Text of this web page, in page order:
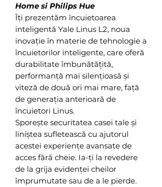
Home si Philips Hue
Îți prezentăm încuietoarea
inteligentă Yale Linus L2, noua
inovație în materie de tehnologie a
încuietorilor inteligente, care oferă
durabilitate îmbunătățită,
performanță mai silențioasă și
viteză de două ori mai mare, față
de generația anterioară de
încuietori Linus.
Sporește securitatea casei tale și
liniștea sufletească cu ajutorul
acestei experiențe avansate de
acces fără cheie. Ia-ți la revedere
de la grija evidenței cheilor
împrumutate sau de a le pierde.